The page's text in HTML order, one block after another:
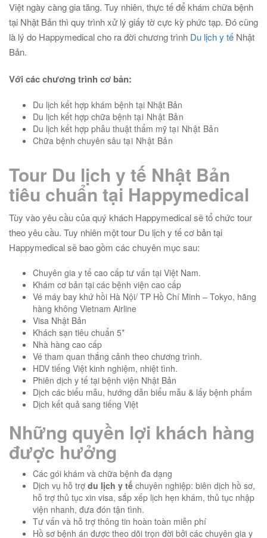
Việt ngày càng gia tăng. Tuy nhiên, thực tế để khám chữa bệnh
tại Nhật Bản thì quy trình xử lý giấy tờ cực kỳ phức tạp. Đó cũng
là lý do Happymedical cho ra đời chương trình Du lịch y tế Nhật
Bản.
Với các chương trình cơ bản:
Du lịch kết hợp khám bệnh tại Nhật Bản
Du lịch kết hợp chữa bệnh tại Nhật Bản
Du lịch kết hợp phẫu thuật thẩm mỹ tại Nhật Bản
Chữa bệnh chuyên sâu tại Nhật Bản
Tour Du lịch y tế Nhật Bản
tiêu chuẩn tại Happymedical
Tùy vào yêu cầu của quý khách Happymedical sẽ tổ chức tour
theo yêu cầu. Tuy nhiên một tour Du lịch y tế cơ bản tại
Happymedical sẽ bao gồm các chuyên mục sau:
Chuyên gia y tế cao cấp tư vấn tại Việt Nam.
Khám cơ bản tại các bệnh viện cao cấp
Vé máy bay khứ hồi Hà Nội/ TP Hồ Chí Minh – Tokyo, hãng
hàng không Vietnam Airline
Visa Nhật Bản
Khách sạn tiêu chuẩn 5*
Nhà hàng cao cấp
Vé tham quan thắng cảnh theo chương trình.
HDV tiếng Việt kinh nghiệm, nhiệt tình.
Phiên dịch y tế tại bệnh viện Nhật Bản
Dịch các biểu mẫu, hướng dẫn biểu mẫu & lấy bệnh phẩm
Dịch kết quả sang tiếng Việt
Những quyền lợi khách hàng
được hưởng
Các gói khám và chữa bệnh đa dạng
Dịch vụ hỗ trợ du lịch y tế chuyên nghiệp: biên dịch hồ sơ,
hỗ trợ thủ tục xin visa, sắp xếp lịch hẹn khám, thủ tục nhập
viện nhanh, đưa đón tận tình.
Tư vấn và hỗ trợ thông tin hoàn toàn miễn phí
Hồ sơ bệnh án được theo dõi trọn đời bởi các chuyên gia y